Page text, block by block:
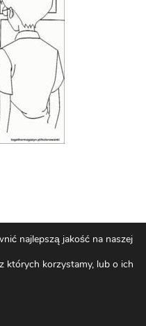
najlepszą jakość na naszej
których korzystamy, lub o ich